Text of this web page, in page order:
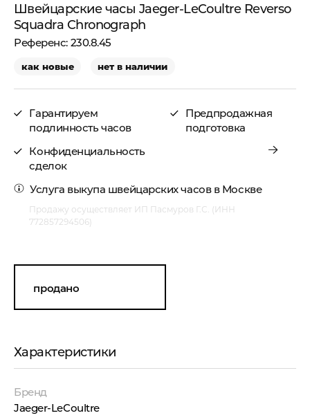
Швейцарские часы Jaeger-LeCoultre Reverso
Squadra Chronograph
230.8.45
как новые нет в наличии
Гарантируем
подлинность часов
Конфиденциальность
сделок
Предпродажная
подготовка
Услуга выкупа швейцарских часов в Москве
Продажу осуществляет ИП Пасмуров Г.С. (ИНН
772857294506)
продано
Характеристики
Бренд
Jaeger-LeCoultre